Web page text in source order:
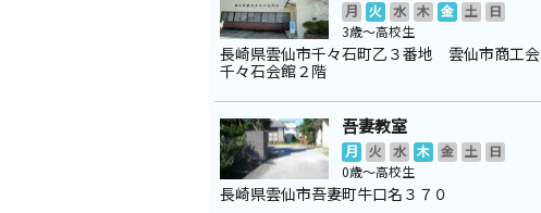
月 火 水 木 金 土
日
3歳～高校生
長崎県雲仙市千々石町乙３番地 雲仙市商工会
千々石会館２階
吾妻教室
月 火 水 木 金 土
日
0歳～高校生
長崎県雲仙市吾妻町牛口名３７０